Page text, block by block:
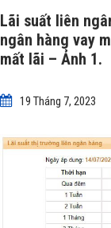
Lãi suất liên
ngân hàng vay
mất lãi – Ảnh 1.
19 Tháng 7, 2023